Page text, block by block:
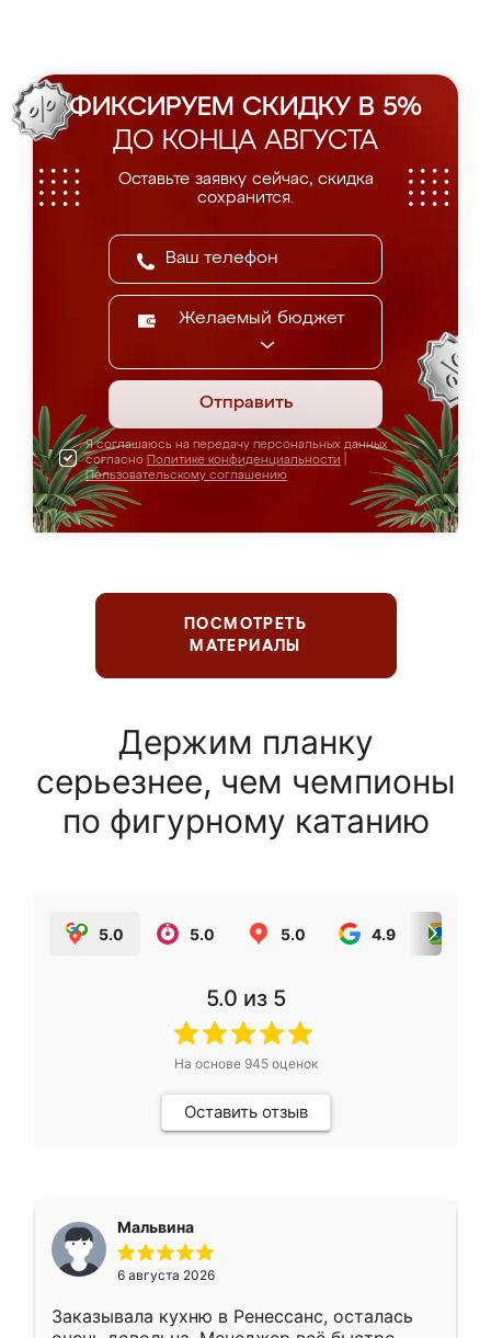
ФИКСИРУЕМ СКИДКУ В 5%
ДО КОНЦА АВГУСТА
Оставьте заявку сейчас, скидка
сохранится.
Желаемый бюджет
Отправить
Я соглашаюсь на передачу персональных данных
согласно Политике конфиденциальности
Пользовательскому соглашению
ПОСМОТРЕТЬ
МАТЕРИАЛЫ
Держим планку
серьезнее, чем чемпионы
по фигурному катанию
5.0 5.0 5.0 4.9
5.0 из 5
На основе 945оценок
Оставить отзыв
Мальвина
6 августа 2026
Заказывала кухню в Ренессанс, осталась